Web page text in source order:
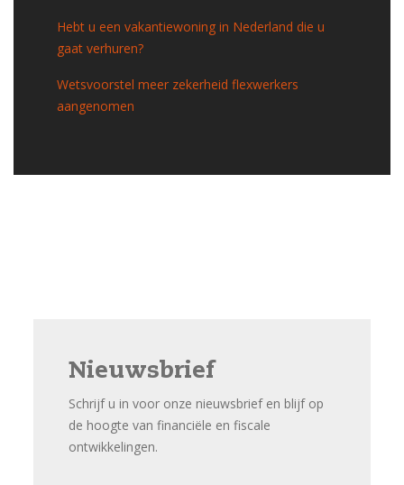
Hebt u een vakantiewoning in Nederland die u
gaat verhuren?
Wetsvoorstel meer zekerheid flexwerkers
aangenomen
Nieuwsbrief
Schrijf u in voor onze nieuwsbrief en blijf op
de hoogte van financiële en fiscale
ontwikkelingen.